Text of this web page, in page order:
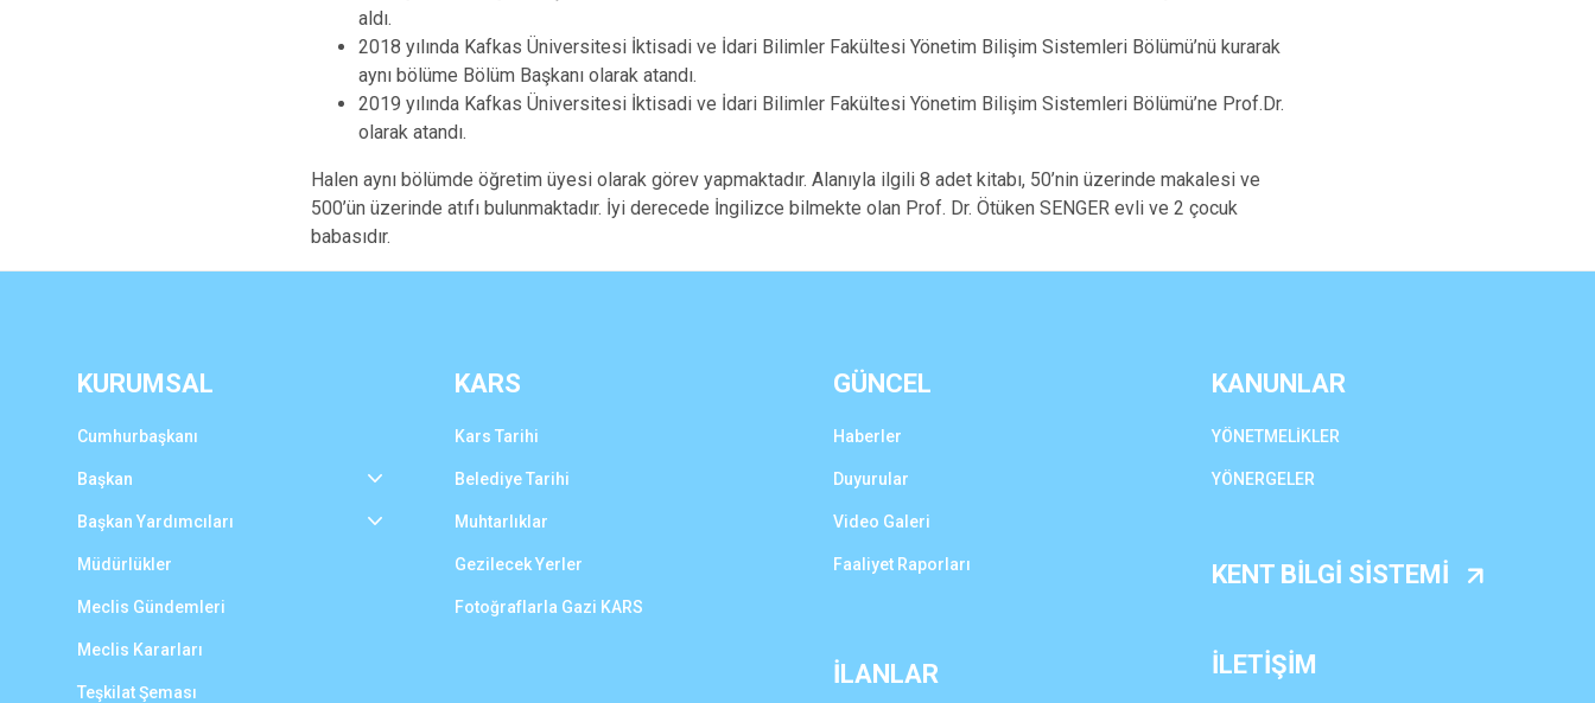
aldı.
2018 yılında Kafkas Üniversitesi İktisadi ve İdari Bilimler Fakültesi Yönetim Bilişim Sistemleri Bölümü’nü kurarak
aynı bölüme Bölüm Başkanı olarak atandı.
2019 yılında Kafkas Üniversitesi İktisadi ve İdari Bilimler Fakültesi Yönetim Bilişim Sistemleri Bölümü’ne Prof.Dr.
olarak atandı.
Halen aynı bölümde öğretim üyesi olarak görev yapmaktadır. Alanıyla ilgili 8 adet kitabı, 50’nin üzerinde makalesi ve
500’ün üzerinde atıfı bulunmaktadır. İyi derecede İngilizce bilmekte olan Prof. Dr. Ötüken SENGER evli ve 2 çocuk
babasıdır.
KURUMSAL
Cumhurbaşkanı
Başkan
Başkan Yardımcıları
Müdürlükler
Meclis Gündemleri
Meclis Kararları
Teşkilat Şeması
KARS
Kars Tarihi
Belediye Tarihi
Muhtarlıklar
Gezilecek Yerler
Fotoğraflarla Gazi KARS
GÜNCEL
Haberler
Duyurular
Video Galeri
Faaliyet Raporları
İLANLAR
KANUNLAR
YÖNETMELİKLER
YÖNERGELER
KENT BİLGİ SİSTEMİ
İLETİŞİM